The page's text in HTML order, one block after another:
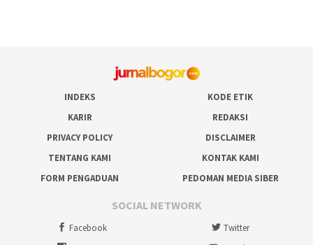
INDEKS
KODE ETIK
KARIR
REDAKSI
PRIVACY POLICY
DISCLAIMER
TENTANG KAMI
KONTAK KAMI
FORM PENGADUAN
PEDOMAN MEDIA SIBER
SOCIAL NETWORK
Facebook
Twitter